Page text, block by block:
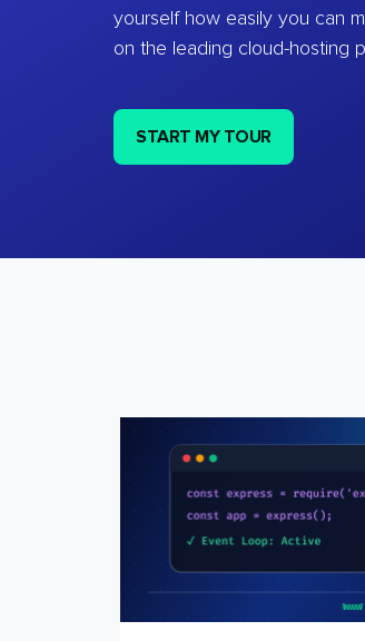
yourself how easily you can
on the leading cloud-hosting
START MY TOUR